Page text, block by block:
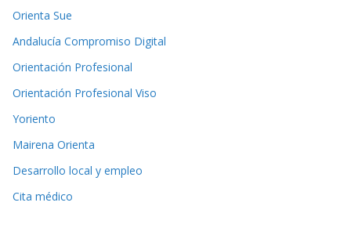
Orienta Sue
Andalucía Compromiso Digital
Orientación Profesional
Orientación Profesional Viso
Yoriento
Mairena Orienta
Desarrollo local y empleo
Cita médico